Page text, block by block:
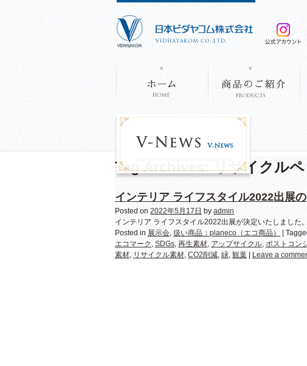
Tag Archives:リサイクルペ
インテリア ライフスタイル2022出展
Posted on 2022年5月17日 by admin
インテリア ライフスタイル2022出展が決定いたしました
Posted in 展示会, 扱い商品：planeco（エコ商品）
エコマーク , SDGs, 再生素材, アップサイクル, ポストコン
素材, リサイクル素材, CO2削減, 緑, 観葉 Leave a